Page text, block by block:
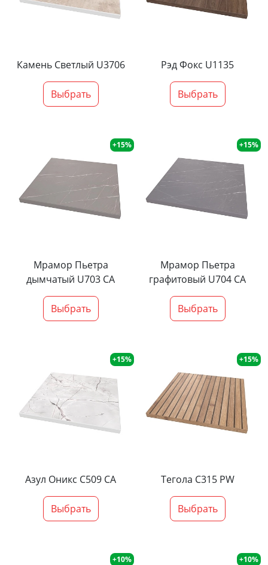
Камень Светлый U3706
Выбрать
Рэд Фокс U1135
Выбрать
+15%
Мрамор Пьетра
дымчатый U703 CA
Выбрать
+15%
Мрамор Пьетра
графитовый U704 CA
Выбрать
+15%
Азул Оникс С509 СА
Выбрать
+15%
Тегола С315 PW
Выбрать
+10% +10%